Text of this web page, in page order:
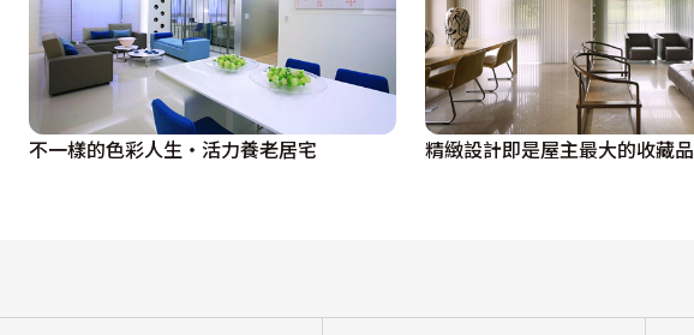
不一樣的色彩人生‧活力養老居宅 精緻設計即是屋主最大的收藏品